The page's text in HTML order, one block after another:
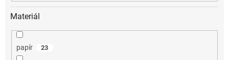
Materiál
papír 23